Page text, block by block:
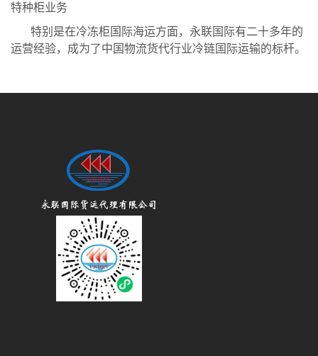
特种柜业务
特别是在冷冻柜国际海运方面，永联国际有二十多年的
运营经验，成为了中国物流货代行业冷链国际运输的标杆。